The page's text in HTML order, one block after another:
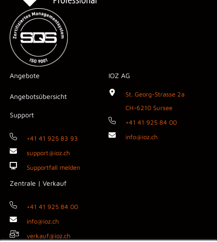
Angebote
Angebotsübersicht
Support
+41 41 925 83 93
support@ioz.ch
Supportfall melden
Zentrale | Verkauf
+41 41 925 84 00
info@ioz.ch
verkauf@ioz.ch
IOZ AG
St. Georg-Strasse 2a
CH-6210 Sursee
+41 41 925 84 00
info@ioz.ch